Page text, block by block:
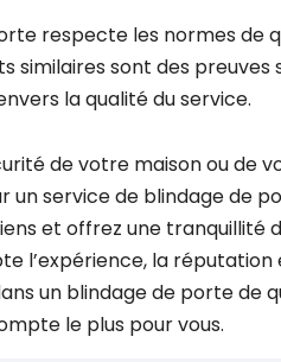
respecte les normes de
similaires sont des
la qualité du service.
de votre maison ou de
un service de blindage de
et offrez une tranquillité
l’expérience, la
un blindage de porte de
le plus pour vous.